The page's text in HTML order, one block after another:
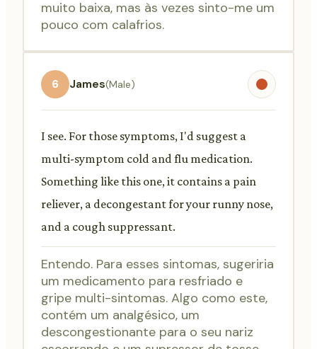
muito baixa, mas às vezes sinto-me um
pouco com calafrios.
6 James(Male)
I see. For those symptoms, I'd suggest a
multi-symptom cold and flu medication.
Something like this one, it contains a pain
reliever, a decongestant for your runny nose,
and a cough suppressant.
Entendo. Para esses sintomas, sugeriria
um medicamento para resfriado e
gripe multi-sintomas. Algo como este,
contém um analgésico, um
descongestionante para o seu nariz